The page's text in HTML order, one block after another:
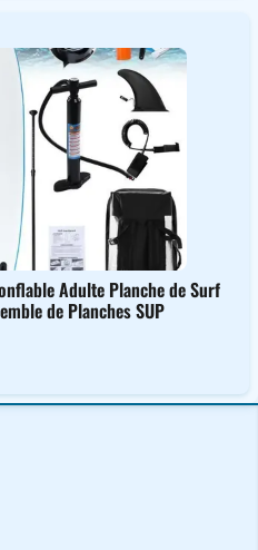
Adulte Planche de Surf
de Planches SUP